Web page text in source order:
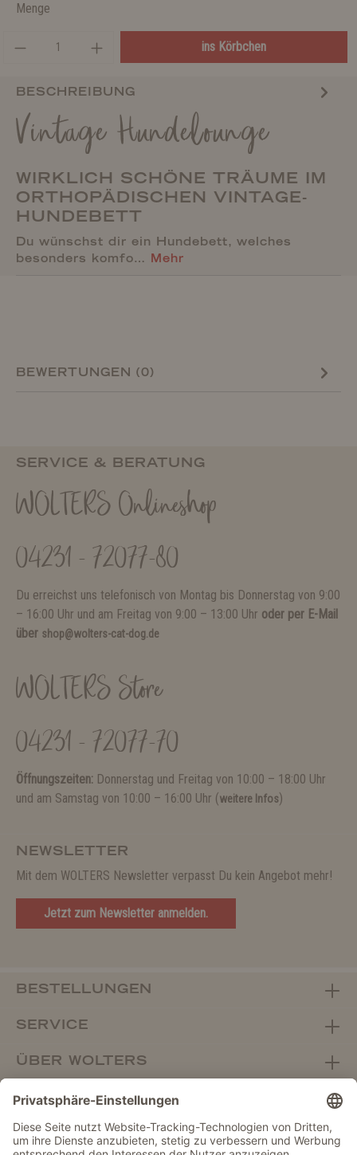
Menge
ins Körbchen
BESCHREIBUNG
Vintage Hundelounge
WIRKLICH SCHÖNE TRÄUME IM
ORTHOPÄDISCHEN VINTAGE-
HUNDEBETT
Du wünschst dir ein Hundebett, welches
besonders komfo… Mehr
BEWERTUNGEN (0)
SERVICE & BERATUNG
WOLTERS Onlineshop
04231 - 72077-80
Du erreichst uns telefonisch von Montag bis Donnerstag von 9:00
– 16:00 Uhr und am Freitag von 9:00 – 13:00 Uhr oder per E-Mail
über shop@wolters-cat-dog.de
WOLTERS Store
04231 - 72077-70
Öffnungszeiten: Donnerstag und Freitag von 10:00 – 18:00 Uhr
und am Samstag von 10:00 – 16:00 Uhr (weitere Infos)
NEWSLETTER
Mit dem WOLTERS Newsletter verpasst Du kein Angebot mehr!
Jetzt zum Newsletter anmelden.
BESTELLUNGEN
SERVICE
ÜBER WOLTERS
FACHHANDEL
Vertrag widerrufen